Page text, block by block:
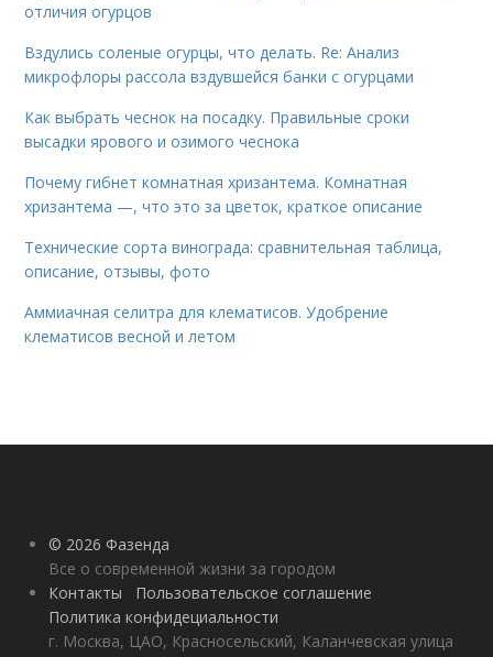
отличия огурцов
Вздулись соленые огурцы, что делать. Re: Анализ
микрофлоры рассола вздувшейся банки с огурцами
Как выбрать чеснок на посадку. Правильные сроки
высадки ярового и озимого чеснока
Почему гибнет комнатная хризантема. Комнатная
хризантема —, что это за цветок, краткое описание
Технические сорта винограда: сравнительная таблица,
описание, отзывы, фото
Аммиачная селитра для клематисов. Удобрение
клематисов весной и летом
© 2026 Фазенда
Все о современной жизни за городом
Контакты
Пользовательское соглашение
Политика конфидециальности
г. Москва, ЦАО, Красносельский, Каланчевская улица